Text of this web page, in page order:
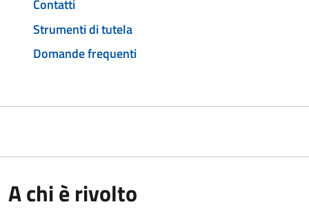
Contatti
Strumenti di tutela
Domande frequenti
A chi è rivolto